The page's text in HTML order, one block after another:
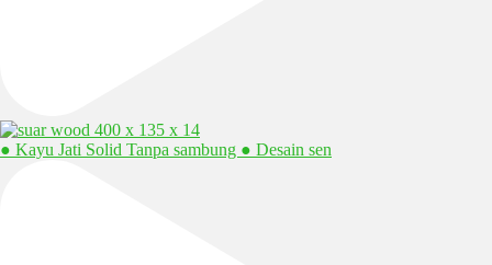
● Kayu Jati Solid Tanpa sambung ● Desain sen